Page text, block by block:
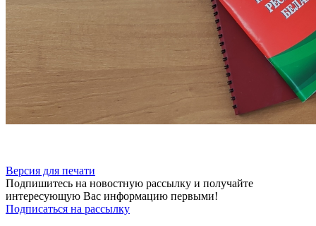
Версия для печати
Подпишитесь на новостную рассылку и получайте
интересующую Вас информацию первыми!
Подписаться на рассылку